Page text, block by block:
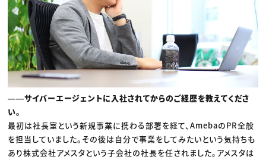
――サイバーエージェントに入社されてからのご経歴を教えてくださ
い。
最初は社長室という新規事業に携わる部署を経て、AmebaのPR全般
を担当していました。その後は自分で事業をしてみたいという気持ちも
あり株式会社アメスタという子会社の社長を任されました。アメスタは